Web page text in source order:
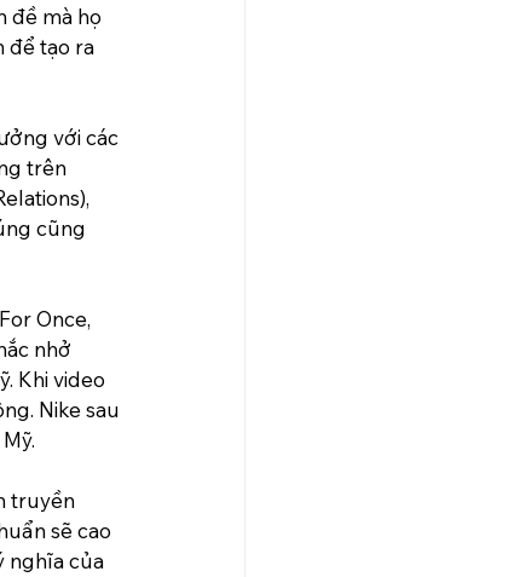
đề mà họ
để tạo ra
với các
trên
cũng
Once,
nhở
Khi video
Nike sau
truyền
sẽ cao
nghĩa của